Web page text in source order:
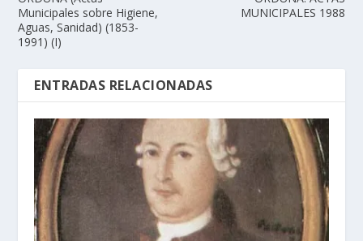
Municipales sobre Higiene,
Aguas, Sanidad) (1853-
1991) (I)
MUNICIPALES 1988
ENTRADAS RELACIONADAS